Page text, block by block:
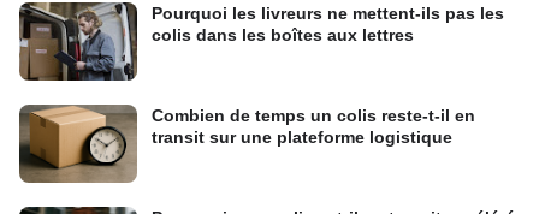
Pourquoi les livreurs ne mettent-ils pas les
colis dans les boîtes aux lettres
Combien de temps un colis reste-t-il en
transit sur une plateforme logistique